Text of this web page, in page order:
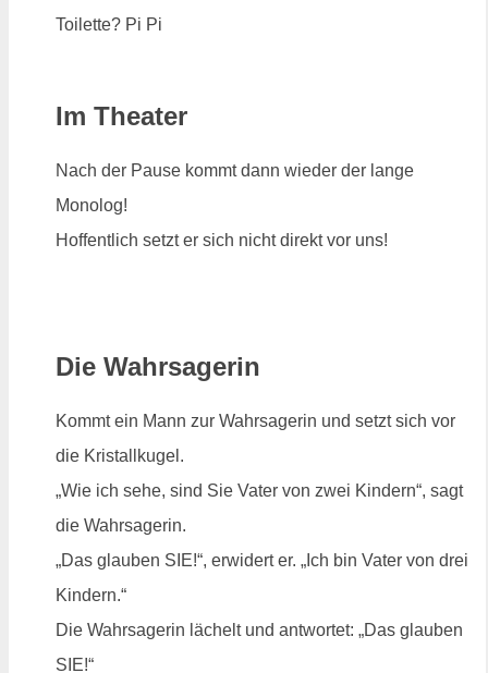
Toilette? Pi Pi
Im Theater
Nach der Pause kommt dann wieder der lange
Monolog!
Hoffentlich setzt er sich nicht direkt vor uns!
Die Wahrsagerin
Kommt ein Mann zur Wahrsagerin und setzt sich vor
die Kristallkugel.
„Wie ich sehe, sind Sie Vater von zwei Kindern“, sagt
die Wahrsagerin.
„Das glauben SIE!“, erwidert er. „Ich bin Vater von drei
Kindern.“
Die Wahrsagerin lächelt und antwortet: „Das glauben
SIE!“